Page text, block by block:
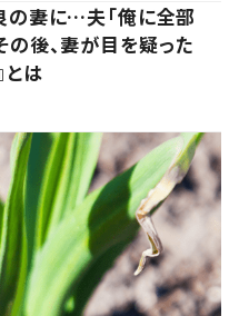
の妻に…夫「俺に全部
の後、妻が目を疑った
とは